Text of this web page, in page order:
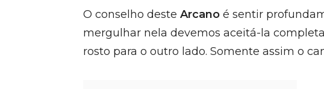
O conselho deste Arcano é sentir
mergulhar nela devemos aceitá-la
rosto para o outro lado. Somente assim o